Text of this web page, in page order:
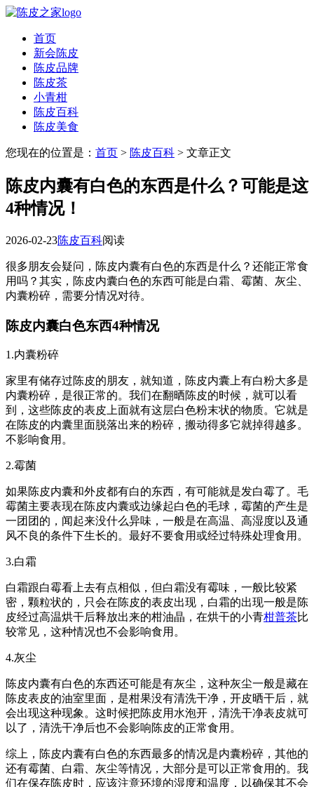
首页
新会陈皮
陈皮品牌
陈皮茶
小青柑
陈皮百科
陈皮美食
您现在的位置是： 首页 > 陈皮百科 > 文章正文
陈皮内囊有白色的东西是什么？可能是这
4种情况！
2026-02-23陈皮百科阅读
很多朋友会疑问，陈皮内囊有白色的东西是什么？还能正常食
用吗？其实，陈皮内囊白色的东西可能是白霜、霉菌、灰尘、
内囊粉碎，需要分情况对待。
陈皮内囊白色东西4种情况
1.内囊粉碎
家里有储存过陈皮的朋友，就知道，陈皮内囊上有白粉大多是
内囊粉碎，是很正常的。我们在翻晒陈皮的时候，就可以看
到，这些陈皮的表皮上面就有这层白色粉末状的物质。它就是
在陈皮的内囊里面脱落出来的粉碎，搬动得多它就掉得越多。
不影响食用。
2.霉菌
如果陈皮内囊和外皮都有白的东西，有可能就是发白霉了。毛
霉菌主要表现在陈皮内囊或边缘起白色的毛球，霉菌的产生是
一团团的，闻起来没什么异味，一般是在高温、高湿度以及通
风不良的条件下生长的。最好不要食用或经过特殊处理食用。
3.白霜
白霜跟白霉看上去有点相似，但白霜没有霉味，一般比较紧
密，颗粒状的，只会在陈皮的表皮出现，白霜的出现一般是陈
皮经过高温烘干后释放出来的柑油晶，在烘干的小青柑普茶比
较常见，这种情况也不会影响食用。
4.灰尘
陈皮内囊有白色的东西还可能是有灰尘，这种灰尘一般是藏在
陈皮表皮的油室里面，是柑果没有清洗干净，开皮晒干后，就
会出现这种现象。这时候把陈皮用水泡开，清洗干净表皮就可
以了，清洗干净后也不会影响陈皮的正常食用。
综上，陈皮内囊有白色的东西最多的情况是内囊粉碎，其他的
还有霉菌、白霜、灰尘等情况，大部分是可以正常食用的。我
们在保存陈皮时，应该注意环境的湿度和温度，以确保其不会